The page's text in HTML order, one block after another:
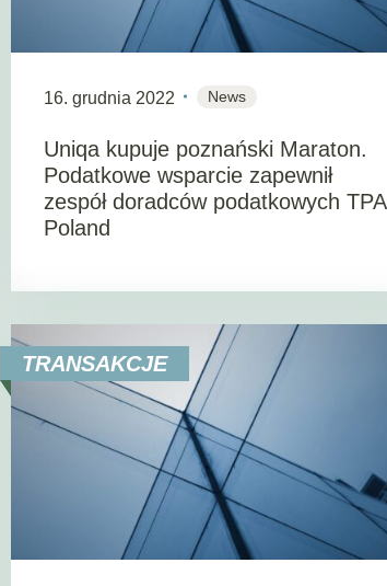
16. grudnia 2022 News
Uniqa kupuje poznański Maraton.
Podatkowe wsparcie zapewnił
zespół doradców podatkowych TPA
Poland
TRANSAKCJE